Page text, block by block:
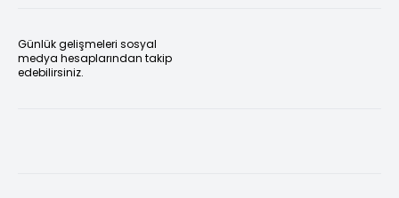
Günlük gelişmeleri sosyal
medya hesaplarından takip
edebilirsiniz.